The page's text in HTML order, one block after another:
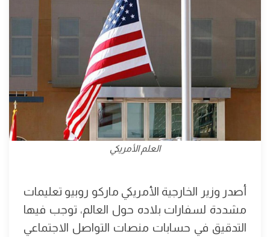
العلم الأمريكي
أصدر وزير الخارجية الأمريكي ماركو روبيو تعليمات
مشددة لسفارات بلاده حول العالم، توجب فيها
التدقيق في حسابات منصات التواصل الاجتماعي